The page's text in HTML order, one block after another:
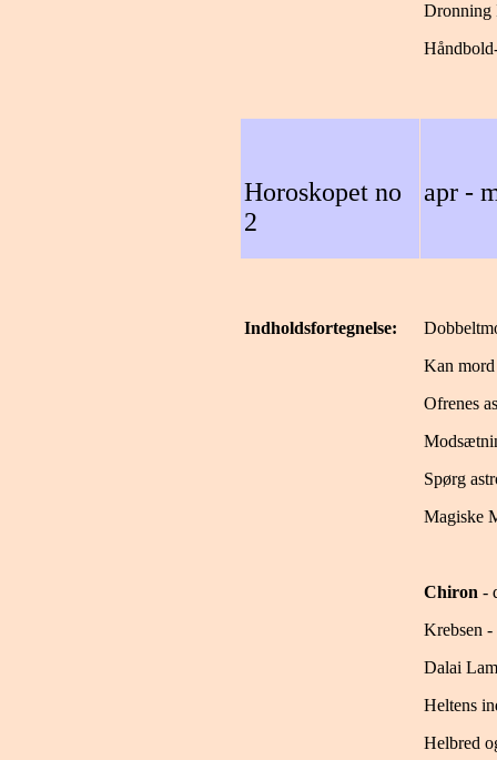
Dronning
Horoskopet no
2
apr -
Indholdsfortegnelse:
Kan
Ofrenes
Spørg
Magiske
Chiron -
Krebsen -
Dalai
Heltens
Helbred